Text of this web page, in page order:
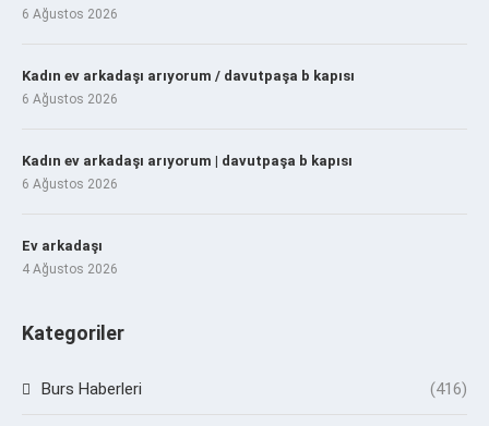
6 Ağustos 2026
Kadın ev arkadaşı arıyorum / davutpaşa b kapısı
6 Ağustos 2026
Kadın ev arkadaşı arıyorum | davutpaşa b kapısı
6 Ağustos 2026
Ev arkadaşı
4 Ağustos 2026
Kategoriler
Burs Haberleri (416)